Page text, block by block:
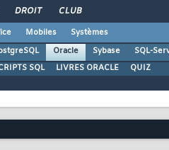
DROIT CLUB
Mobiles
Systèmes
Oracle Sybase SQL-
SQL LIVRES ORACLE QUIZ